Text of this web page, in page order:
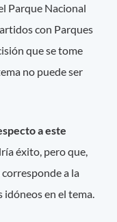
Parque Nacional
con Parques
que se tome
no puede ser
a este
éxito, pero que,
a la
en el tema.